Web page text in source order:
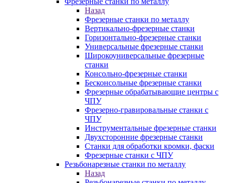
Назад
Фрезерные станки по металлу
Вертикально-фрезерные станки
Горизонтально-фрезерные станки
Универсальные фрезерные станки
Широкоуниверсальные фрезерные
станки
Консольно-фрезерные станки
Бесконсольные фрезерные станки
Фрезерные обрабатывающие центры с
ЧПУ
Фрезерно-гравировальные станки с
ЧПУ
Инструментальные фрезерные станки
Двухсторонние фрезерные станки
Станки для обработки кромки, фаски
Фрезерные станки с ЧПУ
Резьбонарезные станки по металлу
Назад